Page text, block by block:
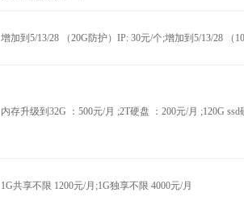
增加到5/13/28 （20G防护）IP: 30元/个;增加到5/13/28 （
内存升级到32G ：500元/月 ;2T硬盘 ：200元/月 ;120G
1G共享不限 1200元/月;1G独享不限 4000元/月